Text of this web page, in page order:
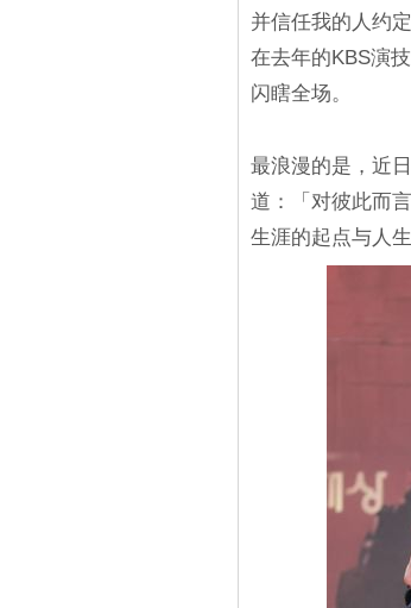
并信任我的人约
在去年的KBS演
闪瞎全场。
最浪漫的是，近
道：「对彼此而
生涯的起点与人